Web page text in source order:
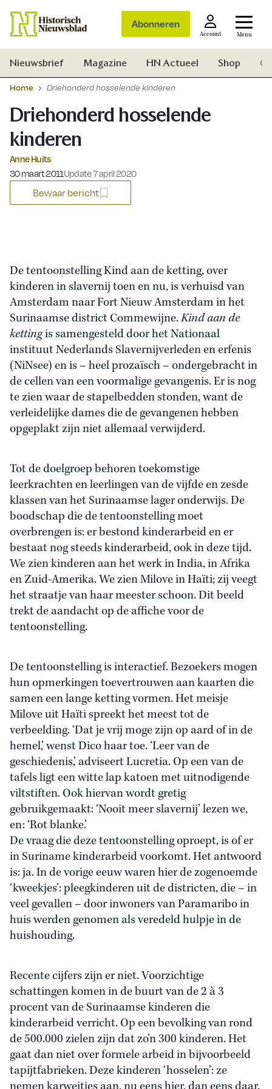
Abonneren
Account Menu
Nieuwsbrief Magazine HN Actueel Shop
Home Driehonderd hosselende kinderen
Driehonderd hosselende
kinderen
Anne Huits
Gepubliceerd op:
30 maart 2011Update 7 april 2020
Bewaar bericht
De tentoonstelling Kind aan de ketting, over
kinderen in slavernij toen en nu, is verhuisd van
Amsterdam naar Fort Nieuw Amsterdam in het
Surinaamse district Commewijne.Kind aan de
kettingis samengesteld door het Nationaal
instituut Nederlands Slavernijverleden en erfenis
(NiNsee) en is – heel prozaïsch – ondergebracht in
de cellen van een voormalige gevangenis. Er is nog
te zien waar de stapelbedden stonden, want de
verleidelijke dames die de gevangenen hebben
opgeplakt zijn niet allemaal verwijderd.
Tot de doelgroep behoren toekomstige
leerkrachten en leerlingen van de vijfde en zesde
klassen van het Surinaamse lager onderwijs. De
boodschap die de tentoonstelling moet
overbrengen is: er bestond kinderarbeid en er
bestaat nog steeds kinderarbeid, ook in deze tijd.
We zien kinderen aan het werk in India, in Afrika
en Zuid-Amerika. We zien Milove in Haïti; zij veegt
het straatje van haar meester schoon. Dit beeld
trekt de aandacht op de affiche voor de
tentoonstelling.
De tentoonstelling is interactief. Bezoekers mogen
hun opmerkingen toevertrouwen aan kaarten die
samen een lange ketting vormen. Het meisje
Milove uit Haïti spreekt het meest tot de
verbeelding. ‘Dat je vrij moge zijn op aard of in de
hemel,’ wenst Dico haar toe. ‘Leer van de
geschiedenis,’ adviseert Lucretia. Op een van de
tafels ligt een witte lap katoen met uitnodigende
viltstiften. Ook hiervan wordt gretig
gebruikgemaakt: ‘Nooit meer slavernij’ lezen we,
en: ‘Rot blanke.’
De vraag die deze tentoonstelling oproept, is of er
in Suriname kinderarbeid voorkomt. Het antwoord
is: ja. In de vorige eeuw waren hier de zogenoemde
‘kweekjes’: pleegkinderen uit de districten, die – in
veel gevallen – door inwoners van Paramaribo in
huis werden genomen als veredeld hulpje in de
huishouding.
Recente cijfers zijn er niet. Voorzichtige
schattingen komen in de buurt van de 2 à 3
procent van de Surinaamse kinderen die
kinderarbeid verricht. Op een bevolking van rond
de 500.000 zielen zijn dat zo’n 300 kinderen. Het
gaat dan niet over formele arbeid in bijvoorbeeld
tapijtfabrieken. Deze kinderen ‘hosselen’: ze